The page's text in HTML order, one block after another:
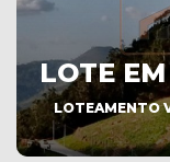
LOTE
LOTEAMENTO